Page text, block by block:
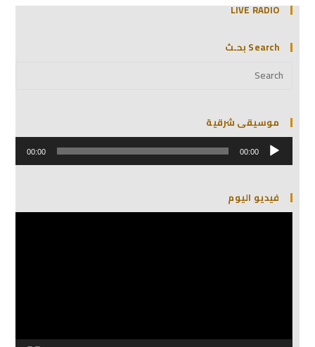
LIVE RADIO
Search بحـث
موسيقى شرقية
مشغل
الصوت 00:00
00:00
فيديو اليوم
مشغل